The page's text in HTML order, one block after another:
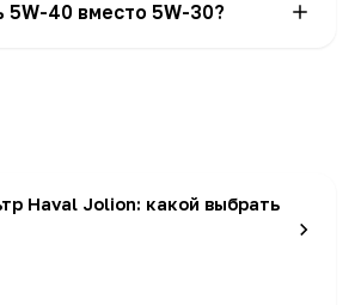
лучше сократить до 7 500–10
5W-40 вместо 5W-30?
Haval Jolion: какой выбрать